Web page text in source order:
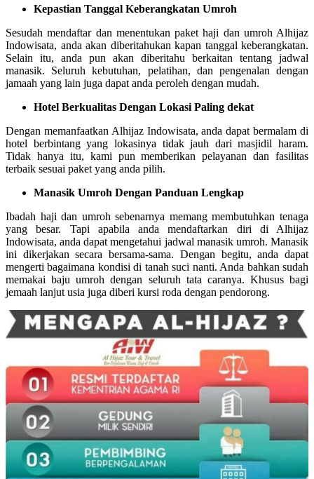
Kepastian Tanggal Keberangkatan Umroh
Sesudah mendaftar dan menentukan paket haji dan umroh Alhijaz
Indowisata, anda akan diberitahukan kapan tanggal keberangkatan.
Selain itu, anda pun akan diberitahu berkaitan tentang jadwal
manasik. Seluruh kebutuhan, pelatihan, dan pengenalan dengan
jamaah yang lain juga dapat anda peroleh dengan mudah.
Hotel Berkualitas Dengan Lokasi Paling dekat
Dengan memanfaatkan Alhijaz Indowisata, anda dapat bermalam di
hotel berbintang yang lokasinya tidak jauh dari masjidil haram.
Tidak hanya itu, kami pun memberikan pelayanan dan fasilitas
terbaik sesuai paket yang anda pilih.
Manasik Umroh Dengan Panduan Lengkap
Ibadah haji dan umroh sebenarnya memang membutuhkan tenaga
yang besar. Tapi apabila anda mendaftarkan diri di Alhijaz
Indowisata, anda dapat mengetahui jadwal manasik umroh. Manasik
ini dikerjakan secara bersama-sama. Dengan begitu, anda dapat
mengerti bagaimana kondisi di tanah suci nanti. Anda bahkan sudah
memakai baju umroh dengan seluruh tata caranya. Khusus bagi
jemaah lanjut usia juga diberi kursi roda dengan pendorong.